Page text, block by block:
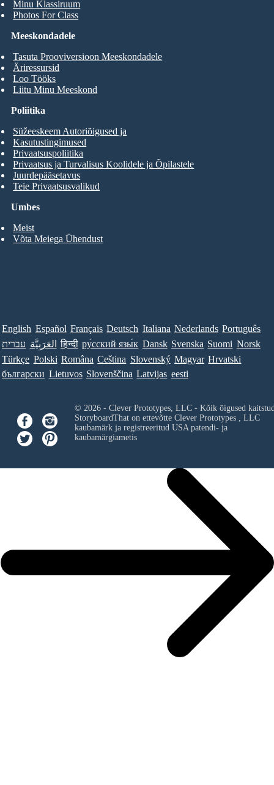
Minu Klassiruum
Photos For Class
Meeskondadele
Tasuta Prooviversioon Meeskondadele
Äriressursid
Loo Tööks
Liitu Minu Meeskond
Umbes
Meist
Võta Meiega Ühendust
Poliitika
Süžeeskeem Autoriõigused ja
Kasutustingimused
Privaatsuspoliitika
Privaatsus ja Turvalisus Koolidele ja Õpilastele
Juurdepääsetavus
Teie Privaatsusvalikud
English Español Français Deutsch Italiana Nederlands Português
עברית العَرَبِيَّة हिन्दी ру́сский язы́к Dansk Svenska Suomi Norsk
Türkçe Polski Româna Ceština Slovenský Magyar Hrvatski
български Lietuvos Slovenščina Latvijas eesti
© 2026 - Clever Prototypes, LLC - Kõik õigused
StoryboardThat on ettevõtte Clever Prototypes , LLC
kaubamärk ja registreeritud USA patendi- ja
kaubamärgiametis